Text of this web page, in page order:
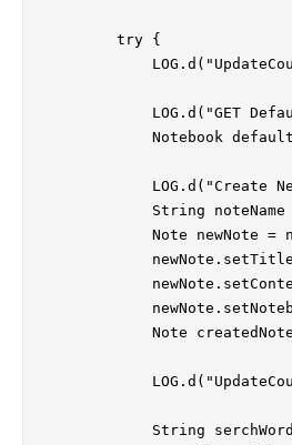
        try {
LOG.d("GET
Notebook
LOG.d("Create
String noteName
Note newNote =
Note
String